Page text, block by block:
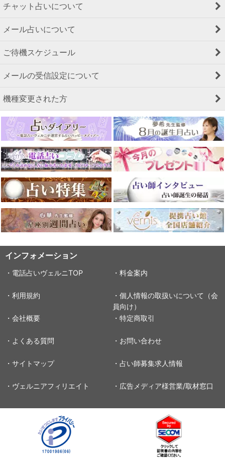
チャット占いについて
メール占いについて
ご待機スケジュール
メールの受信設定について
機種変更された方
インフォメーション
・電話占いヴェルニTOP ・料金案内
・利用規約
・個人情報の取扱いについて（会
員向け）
・会社概要
・特定商取引
・よくある質問 ・お問い合わせ
・サイトマップ ・占い師募集求人情報
・ヴェルニアフィリエイト ・広告メディア様営業/取材窓口